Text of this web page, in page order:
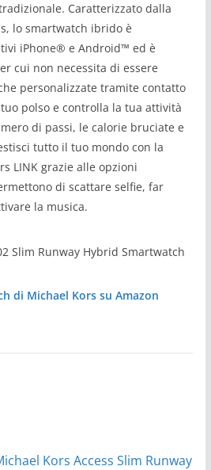
Caratterizzato dalla
lo smartwatch ibrido è
iPhone® e Android™ ed è
cui non necessita di essere
personalizzate tramite contatto
polso e controlla la tua attività
di passi, le calorie bruciate e
tutto il tuo mondo con la
LINK grazie alle opzioni
di scattare selfie, far
la musica.
di Michael Kors su Amazon
Kors Access Slim Runway